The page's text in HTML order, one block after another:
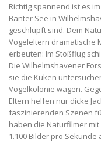
Richtig spannend ist es
Banter See in
geschlüpft sind. Dem
Vogeleltern dramatische
erbeuten: Im Stoßflug
Die Wilhelmshavener
sie die Küken
Vogelkolonie wagen.
Eltern helfen nur dicke
faszinierenden Szenen
haben die Naturfilmer
1.100 Bilder pro